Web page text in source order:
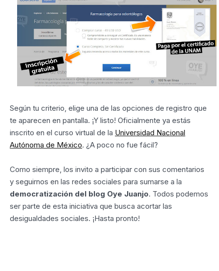
Según tu criterio, elige una de las opciones de registro que
te aparecen en pantalla. ¡Y listo! Oficialmente ya estás
inscrito en el curso virtual de la Universidad Nacional
Autónoma de México. ¿A poco no fue fácil?
Como siempre, los invito a participar con sus comentarios
y seguirnos en las redes sociales para sumarse a la
democratización del blog Oye Juanjo. Todos podemos
ser parte de esta iniciativa que busca acortar las
desigualdades sociales. ¡Hasta pronto!